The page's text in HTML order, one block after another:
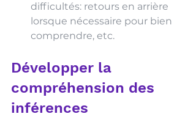
difficultés: retours en arrière
lorsque nécessaire pour bien
comprendre, etc.
Développer la
compréhension des
inférences